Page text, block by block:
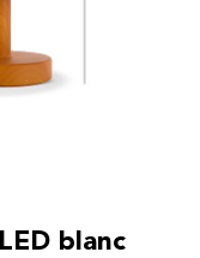
blanc